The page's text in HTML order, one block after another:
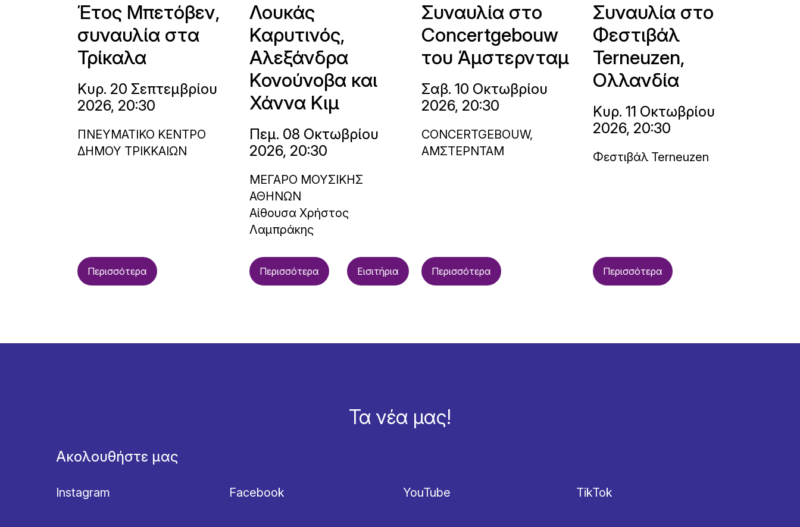
Έτος Μπετόβεν,
συναυλία στα
Τρίκαλα
Κυρ. 20 Σεπτεμβρίου
2026, 20:30
ΠΝΕΥΜΑΤΙΚΟ ΚΕΝΤΡΟ
ΔΗΜΟΥ ΤΡΙΚΚΑΙΩΝ
Περισσότερα
Λουκάς
Καρυτινός,
Αλεξάνδρα
Κονούνοβα και
Χάννα Κιμ
Πεμ. 08 Οκτωβρίου
2026, 20:30
ΜΕΓΑΡΟ ΜΟΥΣΙΚΗΣ
ΑΘΗΝΩΝ
Αίθουσα Χρήστος
Λαμπράκης
Περισσότερα Εισιτήρια
Συναυλία στο
Concertgebouw
του Άμστερνταμ
Σαβ. 10 Οκτωβρίου
2026, 20:30
CONCERTGEBOUW,
ΑΜΣΤΕΡΝΤΑΜ
Περισσότερα
Συναυλία στο
Φεστιβάλ
Terneuzen,
Ολλανδία
Κυρ. 11 Οκτωβρίου
2026, 20:30
Φεστιβάλ Terneuzen
Περισσότερα
Τα νέα μας!
Ακολουθήστε μας
Instagram Facebook YouTube TikTok